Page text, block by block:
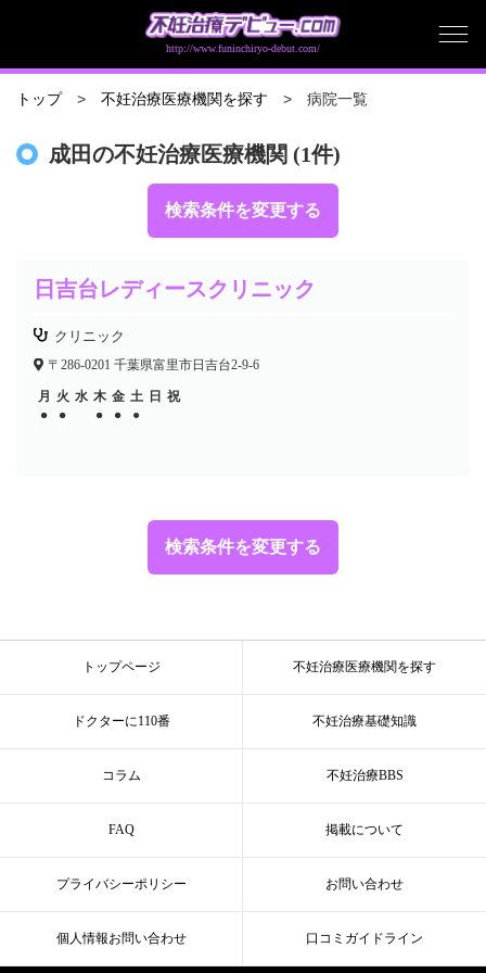
http://www.funinchiryo-debut.com/
トップ 不妊治療医療機関を探す 病院一覧
検索条件を変更する
成田の不妊治療医療機関 (1件)
検索条件を変更する
日吉台レディースクリニック
クリニック
〒286-0201 千葉県富里市日吉台2-9-6
月 火 水 木 金 土 日 祝
●
● ● ● ●
● ● ● ●
トップページ 不妊治療医療機関を探す
ドクターに110番 不妊治療基礎知識
コラム 不妊治療BBS
FAQ 掲載について
プライバシーポリシー お問い合わせ
個人情報お問い合わせ 口コミガイドライン